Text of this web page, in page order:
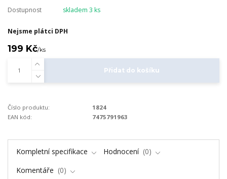
Dostupnost skladem 3 ks
Nejsme plátci DPH
199 Kč/ks
Přidat do košíku
Číslo produktu:
1824
EAN kód:
7475791963
Kompletní specifikace Hodnocení
0
Komentáře
0